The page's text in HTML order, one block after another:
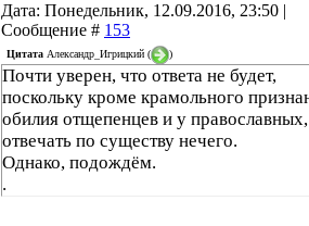
Дата: Понедельник, 12.09.2016, 23:50 |
Сообщение # 153
Цитата Александр_Игрицкий ( )
Почти уверен, что ответа не будет,
поскольку кроме крамольного
обилия отщепенцев и у православных,
отвечать по существу нечего.
Однако, подождём.
.